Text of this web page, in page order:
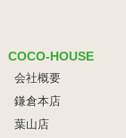
COCO-HOUSE
会社概要
鎌倉本店
葉山店